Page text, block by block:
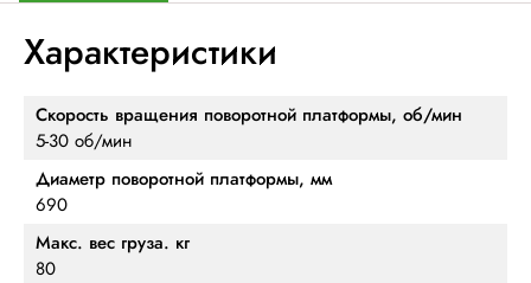
Характеристики
Скорость вращения поворотной платформы, об/мин
5-30 об/мин
Диаметр поворотной платформы, мм
690
Макс. вес груза. кг
80